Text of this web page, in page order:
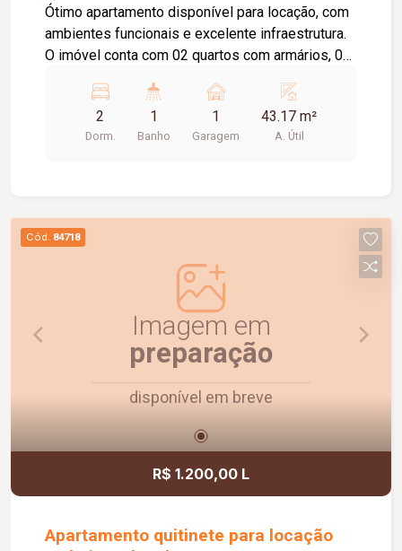
Ótimo apartamento disponível para locação, com
ambientes funcionais e excelente infraestrutura.
O imóvel conta com 02 quartos com armários, 01
e depurador (sugar), 01 área de serviço, 01
banheiro social com box em vidro e armário,
elevador e 01 vaga de garagem. O condomínio
2
Dorm.
1
Banho
1
Garagem
43.17 m²
A. Útil
Cód. 84718
Imagem em
preparação
disponível em breve
R$ 1.200,00 L
Apartamento quitinete para locação